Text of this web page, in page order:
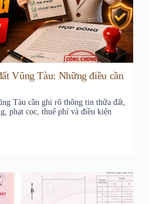
Vũng Tàu: Những điều cần
Tàu cần ghi rõ thông tin thửa đất,
phạt cọc, thuế phí và điều kiện